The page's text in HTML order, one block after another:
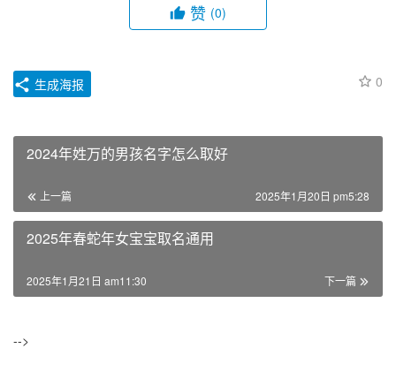
赞 (0)
0
生成海报
2024年姓万的男孩名字怎么取好
上一篇 2025年1月20日 pm5:28
2025年春蛇年女宝宝取名通用
下一篇
2025年1月21日 am11:30
-->